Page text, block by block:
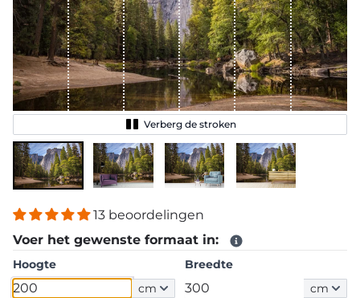
Verberg de stroken
13 beoordelingen
Voer het gewenste formaat in:
Hoogte
cm
Breedte
cm